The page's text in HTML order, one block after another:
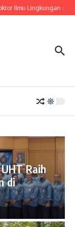
Ilmu Lingkungan di
Raih
di